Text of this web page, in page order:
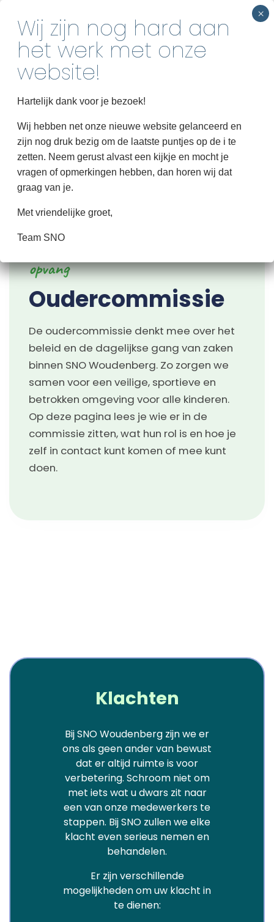
Groepen
Informatie
INSCHRIJVEN
Samen zorgen we voor de beste
opvang
Oudercommissie
De oudercommissie denkt mee over het
beleid en de dagelijkse gang van zaken
binnen SNO Woudenberg. Zo zorgen we
samen voor een veilige, sportieve en
betrokken omgeving voor alle kinderen.
Op deze pagina lees je wie er in de
commissie zitten, wat hun rol is en hoe je
zelf in contact kunt komen of mee kunt
doen.
Klachten
Bij SNO Woudenberg zijn we er
ons als geen ander van bewust
dat er altijd ruimte is voor
verbetering. Schroom niet om
met iets wat u dwars zit naar
een van onze medewerkers te
stappen. Bij SNO zullen we elke
klacht even serieus nemen en
behandelen.
Er zijn verschillende
mogelijkheden om uw klacht in
te dienen:
Hartelijk dank voor je bezoek!
Wij hebben net onze nieuwe website gelanceerd en
zijn nog druk bezig om de laatste puntjes op de i te
zetten. Neem gerust alvast een kijkje en mocht je
vragen of opmerkingen hebben, dan horen wij dat
graag van je.
Met vriendelijke groet,
Team SNO